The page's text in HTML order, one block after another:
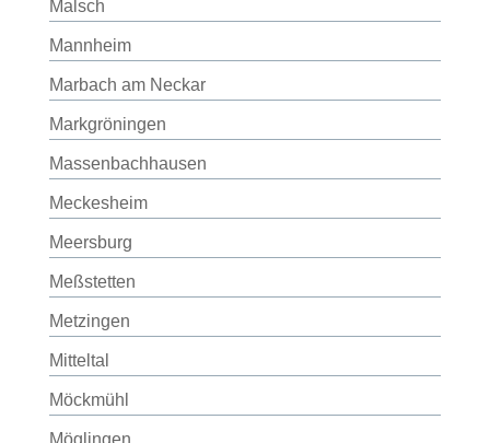
Malsch
Mannheim
Marbach am Neckar
Markgröningen
Massenbachhausen
Meckesheim
Meersburg
Meßstetten
Metzingen
Mitteltal
Möckmühl
Möglingen